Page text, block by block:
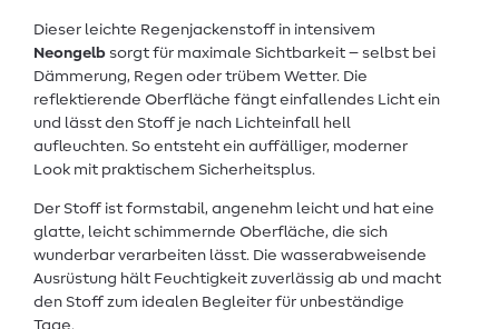
Dieser leichte Regenjackenstoff in intensivem
Neongelb sorgt für maximale Sichtbarkeit – selbst bei
Dämmerung, Regen oder trübem Wetter. Die
reflektierende Oberfläche fängt einfallendes Licht ein
und lässt den Stoff je nach Lichteinfall hell
aufleuchten. So entsteht ein auffälliger, moderner
Look mit praktischem Sicherheitsplus.
Der Stoff ist formstabil, angenehm leicht und hat eine
glatte, leicht schimmernde Oberfläche, die sich
wunderbar verarbeiten lässt. Die wasserabweisende
Ausrüstung hält Feuchtigkeit zuverlässig ab und macht
den Stoff zum idealen Begleiter für unbeständige